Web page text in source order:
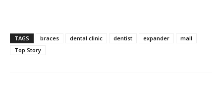
TAGS braces dental clinic dentist expander
mall
Top Story